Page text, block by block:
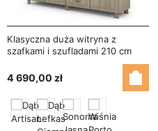
Klasyczna duża witryna z
szafkami i szufladami 210 cm
4 690,00 zł